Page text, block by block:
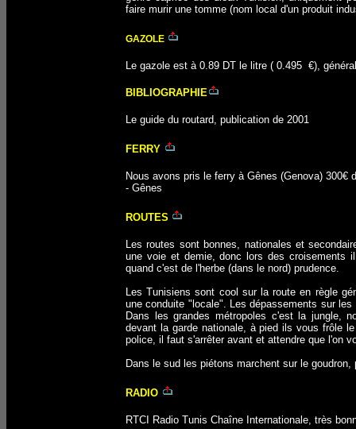
faire murir une tomme (nom local d'un produit
GAZOLE
Le gazole est à 0.89 DT le litre ( 0.495 €),
BIBLIOGRAPHIE
Le guide du routard, publication de 2001
FERRY
Nous avons pris le ferry à Gênes (Genova)
- Gênes
ROUTES
Les routes sont bonnes, nationales et
une voie et demie, donc lors des croisements
quand c'est de l'herbe (dans le nord) prudence.
Les Tunisiens sont cool sur la route en règle
une conduite "locale". Les dépassements sur
Dans les grandes métropoles c'est la jungle,
devant la garde nationale, à pied ils vous frôle
police, il faut s'arrêter avant et attendre que l'on
Dans le sud les piétons marchent sur le goudron,
RADIO
RTCI Radio Tunis Chaîne Internationale, très